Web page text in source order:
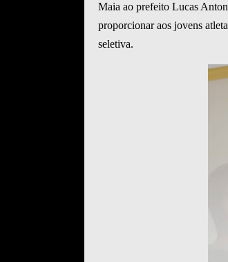
Maia ao prefeito Lucas
proporcionar aos jovens
seletiva.